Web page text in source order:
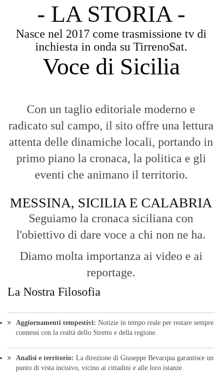
- LA STORIA -
Nasce nel 2017 come trasmissione tv di
inchiesta in onda su TirrenoSat.
Voce di Sicilia
Con un taglio editoriale moderno e
radicato sul campo, il sito offre una lettura
attenta delle dinamiche locali, portando in
primo piano la cronaca, la politica e gli
eventi che animano il territorio.
MESSINA, SICILIA E CALABRIA
Seguiamo la cronaca siciliana con
l'obiettivo di dare voce a chi non ne ha.
Diamo molta importanza ai video e ai
reportage.
La Nostra Filosofia
Aggiornamenti tempestivi: Notizie in tempo reale per restare sempre
connessi con la realtà dello Stretto e della regione.
Analisi e territorio: La direzione di Giuseppe Bevacqua garantisce un
punto di vista incisivo, vicino ai cittadini e alle loro istanze.